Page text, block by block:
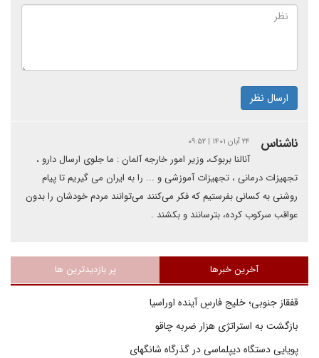
ارسال نظر
ناشناس ۲۴ آبان ۱۴۰۱ | ۰۹:۵۲
آنالنا بربوک، وزیر امور خارجه آلمان : ما جلوی ارسال دارو ،
تجهیزات درمانی ، تجهیزات آموزشی و ... را به ایران می گیریم تا پیام
روشنی به کسانی بفرستیم که فکر می‌کنند می‌توانند مردم خودشان را بدون
عواقب سرکوب کرده، بترسانند و بکشند .
آخرین خبرها پر بازدیدترین ها
قفقاز جنوبی؛ خلیج فارسِ آینده اوراسیا
بازگشت به استراتژی هزار ضربه چاقو
پویایی دستگاه دیپلماسی در گذرگاه شانگهای